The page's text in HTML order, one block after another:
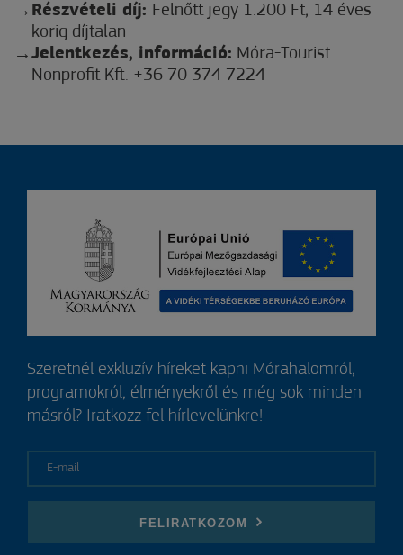
Részvételi díj: Felnőtt jegy 1.200 Ft, 14 éves
korig díjtalan
Jelentkezés, információ: Móra-Tourist
Nonprofit Kft. +36 70 374 7224
Szeretnél exkluzív híreket kapni Mórahalomról,
programokról, élményekről és még sok minden
másról? Iratkozz fel hírlevelünkre!
FELIRATKOZOM